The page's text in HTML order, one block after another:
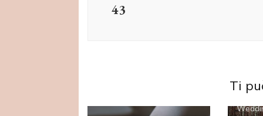
43
Ti